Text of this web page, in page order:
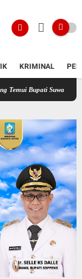
KRIMINAL
Haseng